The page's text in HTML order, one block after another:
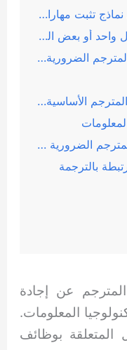
4) القدرة على الترجمة من خلال نماذج تثبت مهارات المترجم
5) القدرة على التخصص في مجال واحد أو بعض المجالات
6) مهارات التسويق من مهارات المترجم الضرورية لجذب عملاء جدد
8) الالتزام بالمواعيد من مهارات المترجم الأساسية لإرضاء العميل
10) مهارات البحث من مهارات المترجم الضرورية في عمله
عن إجادة
المعلومات.
بوظائف